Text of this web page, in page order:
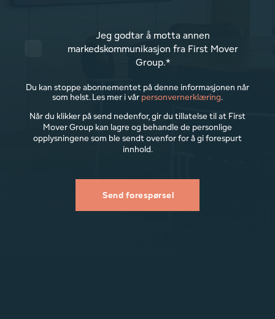
Jeg godtar å motta annen
markedskommunikasjon fra First Mover
Group.*
Du kan stoppe abonnementet på denne informasjonen når
som helst. Les mer i vår personvernerklæring.
Når du klikker på send nedenfor, gir du tillatelse til at First
Mover Group kan lagre og behandle de personlige
opplysningene som ble sendt ovenfor for å gi forespurt
innhold.